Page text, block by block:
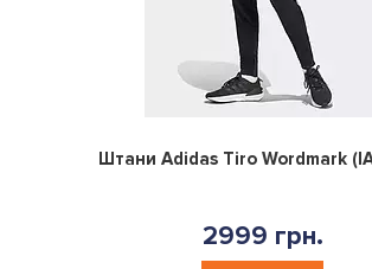
Штани Adidas Tiro Wordmark
2999 грн.